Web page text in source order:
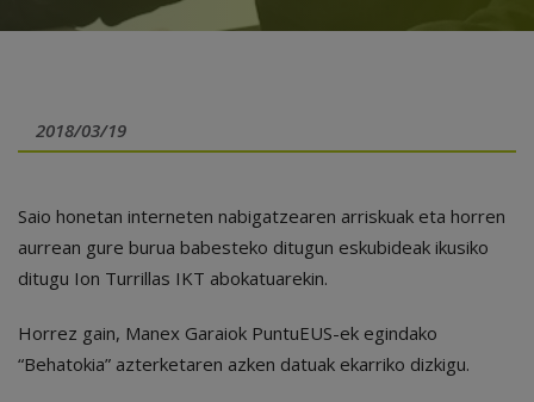
2018/03/19
Saio honetan interneten nabigatzearen arriskuak eta horren
aurrean gure burua babesteko ditugun eskubideak ikusiko
ditugu Ion Turrillas IKT abokatuarekin.
Horrez gain, Manex Garaiok PuntuEUS-ek egindako
“Behatokia” azterketaren azken datuak ekarriko dizkigu.